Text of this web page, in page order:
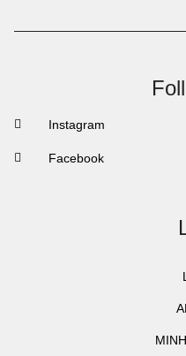
Instagram
Facebook